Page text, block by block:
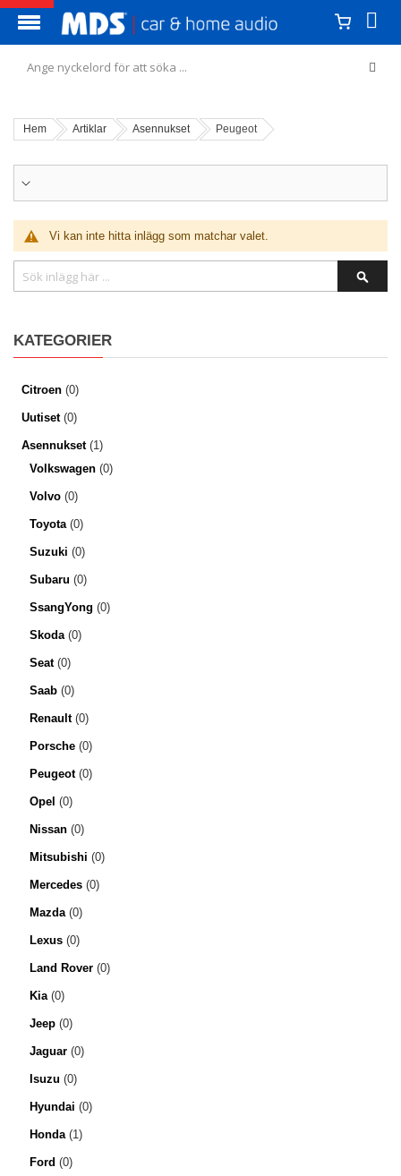
Hem Artiklar Asennukset Peugeot
Vi kan inte hitta inlägg som matchar valet.
KATEGORIER
Citroen (0)
Uutiset(0)
Asennukset(1)
Volkswagen (0)
Volvo (0)
Toyota(0)
Suzuki (0)
Subaru (0)
SsangYong (0)
Skoda(0)
Seat(0)
Saab (0)
Renault(0)
Porsche (0)
Peugeot(0)
Opel (0)
Nissan (0)
Mitsubishi (0)
Mercedes (0)
Mazda(0)
Lexus (0)
Land Rover (0)
Kia(0)
Jeep (0)
Jaguar (0)
Isuzu (0)
Hyundai (0)
Honda(1)
Ford (0)